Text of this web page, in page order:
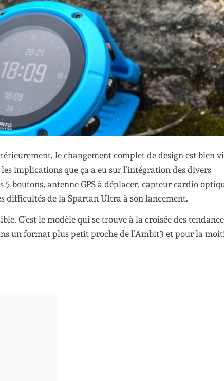
le changement complet de design est bien
implications que ça a eu sur l’intégration des divers
boutons, antenne GPS à déplacer, capteur cardio
difficultés de la Spartan Ultra à son lancement.
C’est le modèle qui se trouve à la croisée des
un format plus petit proche de l’Ambit3 et pour la